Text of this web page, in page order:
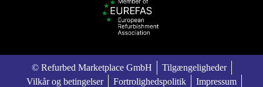
© Refurbed Marketplace GmbH
Tilgængeligheder
Vilkår og betingelser
Fortrolighedspolitik Impressum